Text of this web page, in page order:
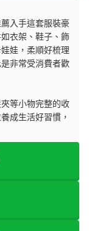
入手這套服裝豪
衣架、鞋子、飾
娃，柔順好梳理
非常受消費者歡
等小物完整的收
成生活好習慣，